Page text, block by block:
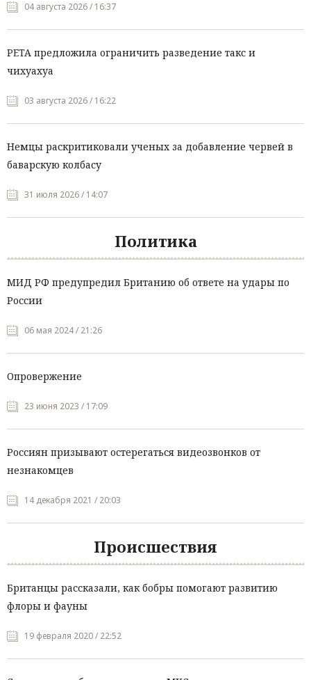
04 августа 2026 / 16:37
PETA предложила ограничить разведение такс и
чихуахуа
03 августа 2026 / 16:22
Немцы раскритиковали ученых за добавление червей в
баварскую колбасу
31 июля 2026 / 14:07
Политика
МИД РФ предупредил Британию об ответе на удары по
России
06 мая 2024 / 21:26
Опровержение
23 июня 2023 / 17:09
Россиян призывают остерегаться видеозвонков от
незнакомцев
14 декабря 2021 / 20:03
Происшествия
Британцы рассказали, как бобры помогают развитию
флоры и фауны
19 февраля 2020 / 22:52